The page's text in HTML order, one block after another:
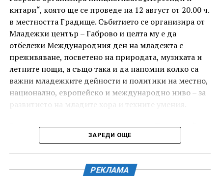
И двете вечери ще продължи инициативата „Книга
за книга“ – всеки може да донесе книга от личната
китари“, която ще се проведе на 12 август от 20.00 ч.
в местността Градище. Събитието се организира от
Младежки център – Габрово и целта му е да
отбележи Международния ден на младежта с
преживяване, посветено на природата, музиката и
летните нощи, а също така и да напомни колко са
важни младежките дейности и политики на местно,
национално, европейско и международно ниво – за
Вечерта е в пика на метеорния поток „Персеиди“ –
едно от най-красивите и очаквани астрономически
дни Земята преминава през шлейф от частици,
оставени от кометата 109P/Swift-Tuttle.
ЗАРЕДИ ОЩЕ
РЕКЛАМА